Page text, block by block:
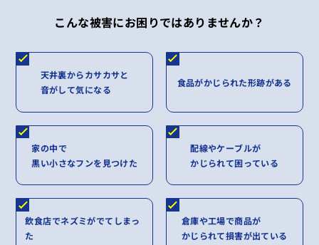
こんな被害にお困りではありませんか？
天井裏からカサカサと
音がして気になる
食品がかじられた形跡がある
家の中で
黒い小さなフンを見つけた
配線やケーブルが
かじられて困っている
飲食店でネズミがでてしまっ
た
倉庫や工場で商品が
かじられて損害が出ている